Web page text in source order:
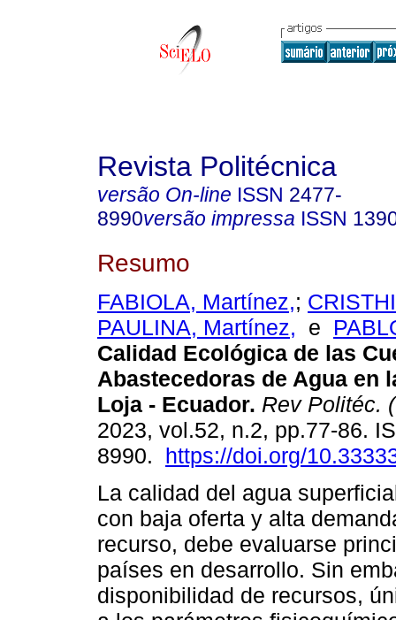
Revista Politécnica
versão On-line ISSN 2477-
8990versão impressa ISSN
Resumo
FABIOLA, Martínez,;
PAULINA, Martínez, e
Calidad Ecológica de las
Abastecedoras de Agua en
Loja - Ecuador. Rev Politéc.
2023, vol.52, n.2, pp.77-86.
8990. https://doi.org/
La calidad del agua
con baja oferta y alta
recurso, debe evaluarse
países en desarrollo. Sin
disponibilidad de recursos,